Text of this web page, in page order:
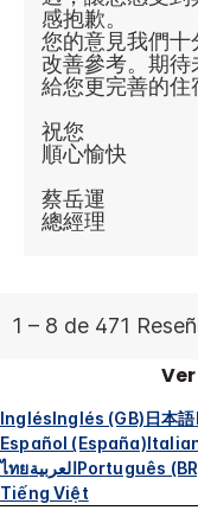
InglésInglés (GB)日本語
Español (España)
ไทยالعربيةPortuguês
Tiếng Việt